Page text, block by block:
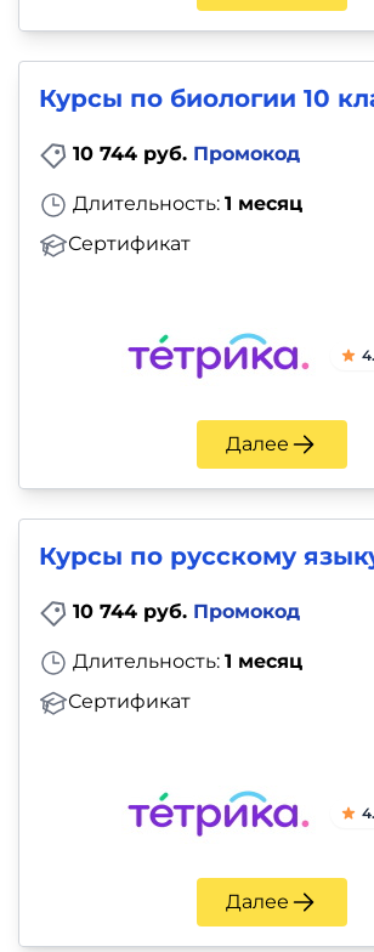
Курсы по биологии 10
10 744 руб. Промокод
Длительность: 1 месяц
Сертификат
Далее
Курсы по русскому
10 744 руб. Промокод
Длительность: 1 месяц
Сертификат
Далее